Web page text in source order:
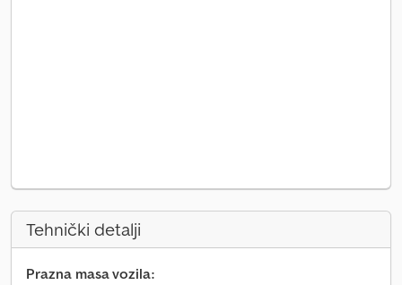
Tehnički detalji
Prazna masa vozila: